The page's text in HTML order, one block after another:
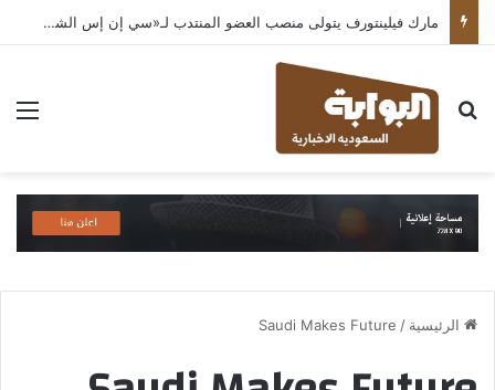
مارك فيلينتورف يتولى منصب العضو المنتدب لـ«سي إن إس الشرق الأوسط» ويشرف على شركات قطاع التكنولوجيا ضمن مجموعة غباش
بحث عن
الرئيسية /
Saudi Makes Future